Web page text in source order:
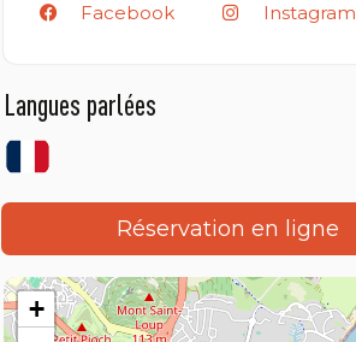
Facebook
Instagram
Langues parlées
Réservation en ligne
+